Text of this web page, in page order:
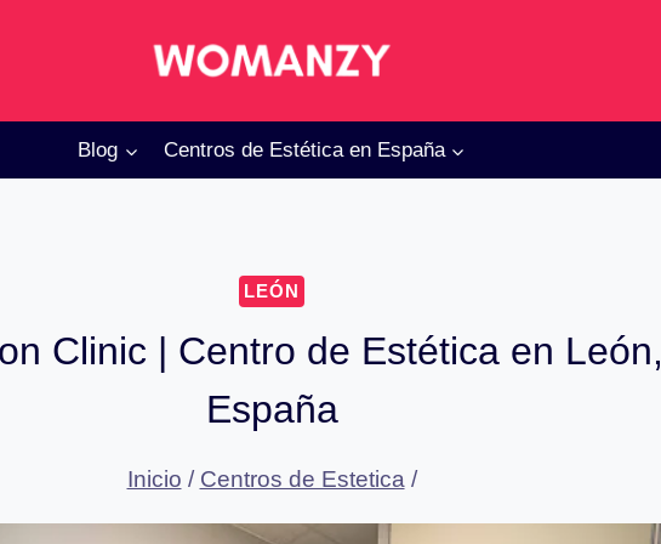
Blog Centros de Estética en España
LEÓN
Clinic | Centro de Estética en León,
España
Inicio / Centros de Estetica /